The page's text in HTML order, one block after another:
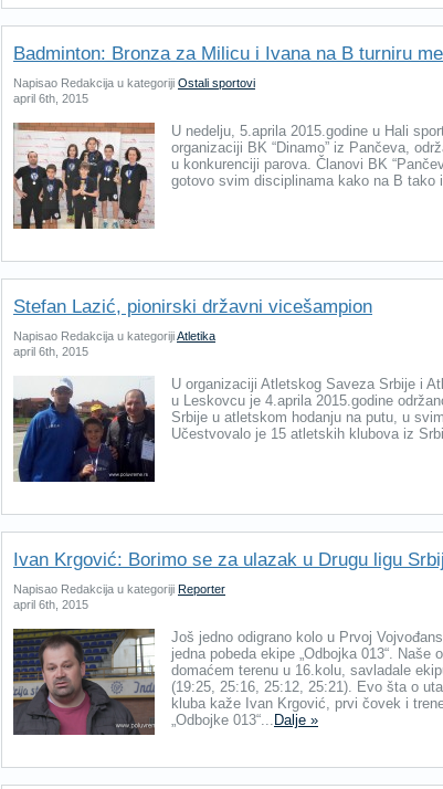
Badminton: Bronza za Milicu i Ivana na B turniru
Napisao Redakcija u kategoriji Ostali sportovi
april 6th, 2015
U nedelju, 5.aprila 2015.godine u Hali
organizaciji BK “Dinamo” iz Pančeva,
u konkurenciji parova. Članovi BK
gotovo svim disciplinama kako na B tako
Stefan Lazić, pionirski državni vicešampion
Napisao Redakcija u kategorijiAtletika
april 6th, 2015
U organizaciji Atletskog Saveza Srbije i
u Leskovcu je 4.aprila 2015.godine
Srbije u atletskom hodanju na putu, u
Učestvovalo je 15 atletskih klubova iz
Ivan Krgović: Borimo se za ulazak u Drugu ligu
Napisao Redakcija u kategoriji Reporter
april 6th, 2015
Još jedno odigrano kolo u Prvoj
jedna pobeda ekipe „Odbojka 013“. Naše
domaćem terenu u 16.kolu, savladale
(19:25, 25:16, 25:12, 25:21). Evo šta o
kluba kaže Ivan Krgović, prvi čovek i
„Odbojke 013“... Dalje »